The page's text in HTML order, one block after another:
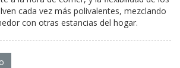
cada vez más polivalentes, mezclando
con otras estancias del hogar.